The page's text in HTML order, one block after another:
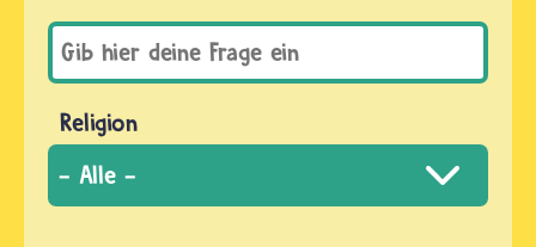
Religion